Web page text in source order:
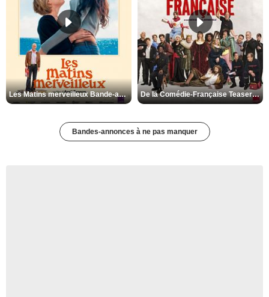
Les Matins merveilleux Bande-annonce VF De la Comédie-Française Teaser VF
Bandes-annonces à ne pas manquer